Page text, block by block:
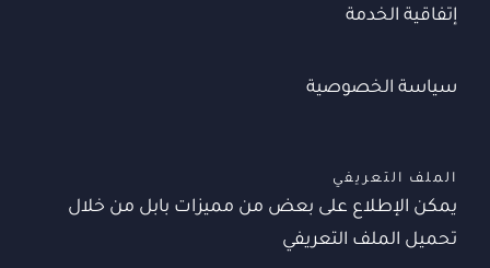
إتفاقية الخدمة
سياسة الخصوصية
الملف التعريفي
يمكن الإطلاع على بعض من مميزات بابل من خلال
تحميل الملف التعريفي